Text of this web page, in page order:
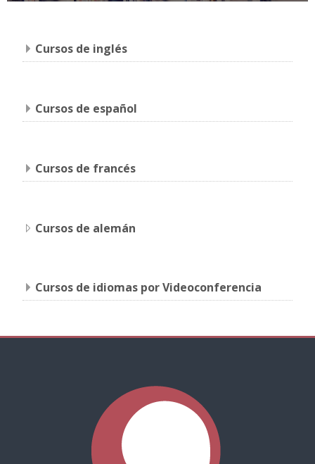
Cursos de inglés
Cursos de español
Cursos de francés
Cursos de alemán
Cursos de idiomas por Videoconferencia